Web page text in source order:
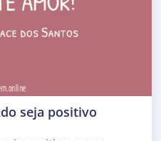
seja positivo